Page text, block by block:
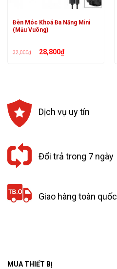
Đèn Móc Khoá Đa Năng Mini
(Mẫu Vuông)
32,000₫ Giá
gốc
28,800₫Giá
hiện
Dịch vụ uy tín
Đổi trả trong 7 ngày
Giao hàng toàn quốc
MUA THIẾT BỊ